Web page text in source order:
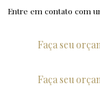
Entre em contato com
Faça seu
Faça seu